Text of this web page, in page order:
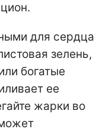
для сердца
зелень,
богатые
ее
жарки во